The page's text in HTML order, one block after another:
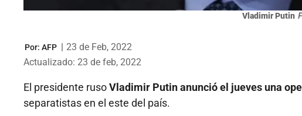
Vladimir Putin
Por: AFP | 23 de Feb, 2022
Actualizado: 23 de feb, 2022
El presidente rusoVladimir Putin anunció el jueves una
separatistas en el este del país.